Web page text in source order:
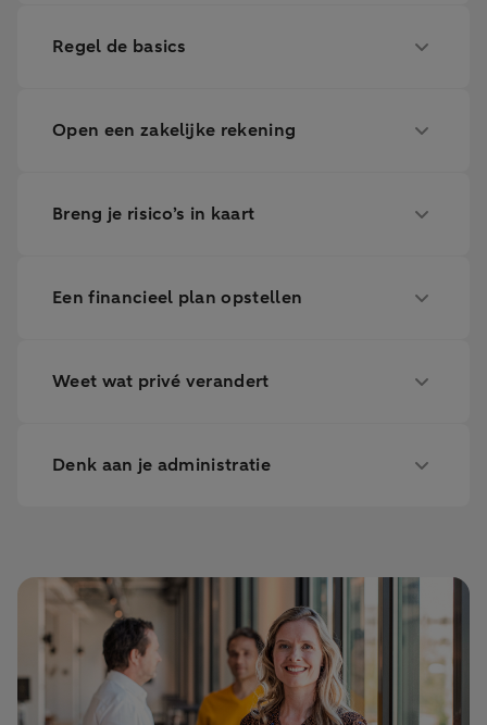
Regel de basics
Open een zakelijke rekening
Breng je risico’s in kaart
Een financieel plan opstellen
Weet wat privé verandert
Denk aan je administratie